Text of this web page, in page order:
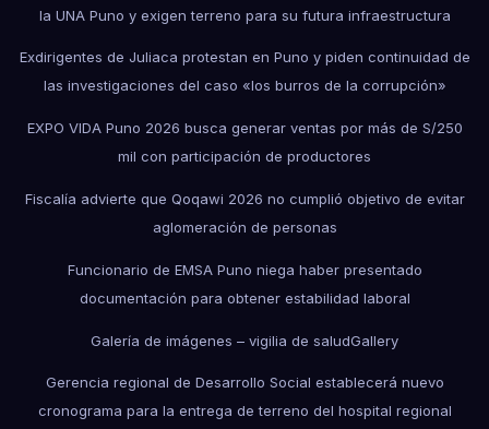
la UNA Puno y exigen terreno para su futura infraestructura
Exdirigentes de Juliaca protestan en Puno y piden continuidad de
las investigaciones del caso «los burros de la corrupción»
EXPO VIDA Puno 2026 busca generar ventas por más de S/250
mil con participación de productores
Fiscalía advierte que Qoqawi 2026 no cumplió objetivo de evitar
aglomeración de personas
Funcionario de EMSA Puno niega haber presentado
documentación para obtener estabilidad laboral
Galería de imágenes – vigilia de saludGallery
Gerencia regional de Desarrollo Social establecerá nuevo
cronograma para la entrega de terreno del hospital regional